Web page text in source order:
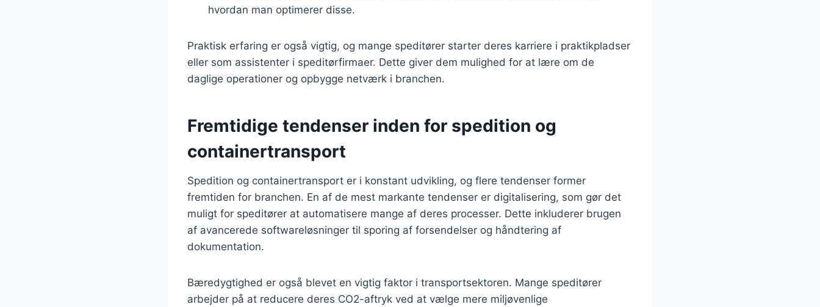
hvordan man optimerer disse.
Praktisk erfaring er også vigtig, og mange speditører starter deres karriere i praktikpladser
eller som assistenter i speditørfirmaer. Dette giver dem mulighed for at lære om de
daglige operationer og opbygge netværk i branchen.
Fremtidige tendenser inden for spedition og
containertransport
Spedition og containertransport er i konstant udvikling, og flere tendenser former
fremtiden for branchen. En af de mest markante tendenser er digitalisering, som gør det
muligt for speditører at automatisere mange af deres processer. Dette inkluderer brugen
af avancerede softwareløsninger til sporing af forsendelser og håndtering af
dokumentation.
Bæredygtighed er også blevet en vigtig faktor i transportsektoren. Mange speditører
arbejder på at reducere deres CO2-aftryk ved at vælge mere miljøvenlige